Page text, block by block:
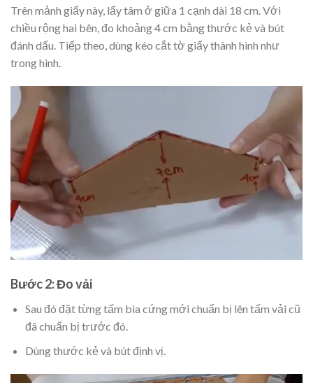
Trên mảnh giấy này, lấy tâm ở giữa 1 cạnh dài 18 cm. Với
chiều rộng hai bên, đo khoảng 4 cm bằng thước kẻ và bút
đánh dấu. Tiếp theo, dùng kéo cắt tờ giấy thành hình như
trong hình.
Bước 2: Đo vải
Sau đó đặt từng tấm bìa cứng mới chuẩn bị lên tấm vải cũ
đã chuẩn bị trước đó.
Dùng thước kẻ và bút định vị.